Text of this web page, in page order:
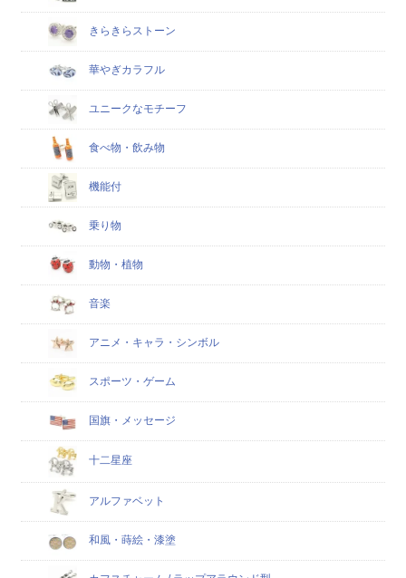
きらきらストーン
華やぎカラフル
ユニークなモチーフ
食べ物・飲み物
機能付
乗り物
動物・植物
音楽
アニメ・キャラ・シンボル
スポーツ・ゲーム
国旗・メッセージ
十二星座
アルファベット
和風・蒔絵・漆塗